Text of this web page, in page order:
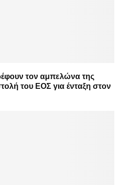
τον αμπελώνα της
του ΕΟΣ για ένταξη στον